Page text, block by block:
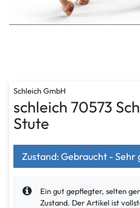
Schleich GmbH
schleich 70573
Stute
Zustand: Gebraucht - Sehr
Ein gut gepflegter, selten
Zustand. Der Artikel ist